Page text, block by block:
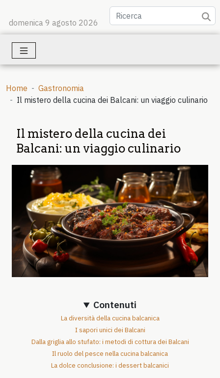
domenica 9 agosto 2026
Home
Gastronomia
Il mistero della cucina dei Balcani: un viaggio culinario
Il mistero della cucina dei
Balcani: un viaggio culinario
Contenuti
La diversità della cucina balcanica
I sapori unici dei Balcani
Dalla griglia allo stufato: i metodi di cottura dei Balcani
Il ruolo del pesce nella cucina balcanica
La dolce conclusione: i dessert balcanici